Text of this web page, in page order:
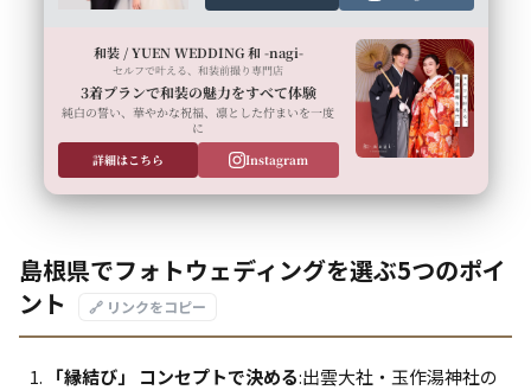
和装 / YUEN WEDDING 和 -nagi-
セルフで叶える、和装前撮り専門店
3着プランで和装の魅力をすべて体験
純白の誓い、華やかな祝福、凛とした佇まいを一度
に
詳細はこちら
Instagram
島根県でフォトウェディングを選ぶ5つのポイ
ント
🔗 リンクをコピー
「縁結び」 コンセプトで決める:出雲大社・玉作湯神社の